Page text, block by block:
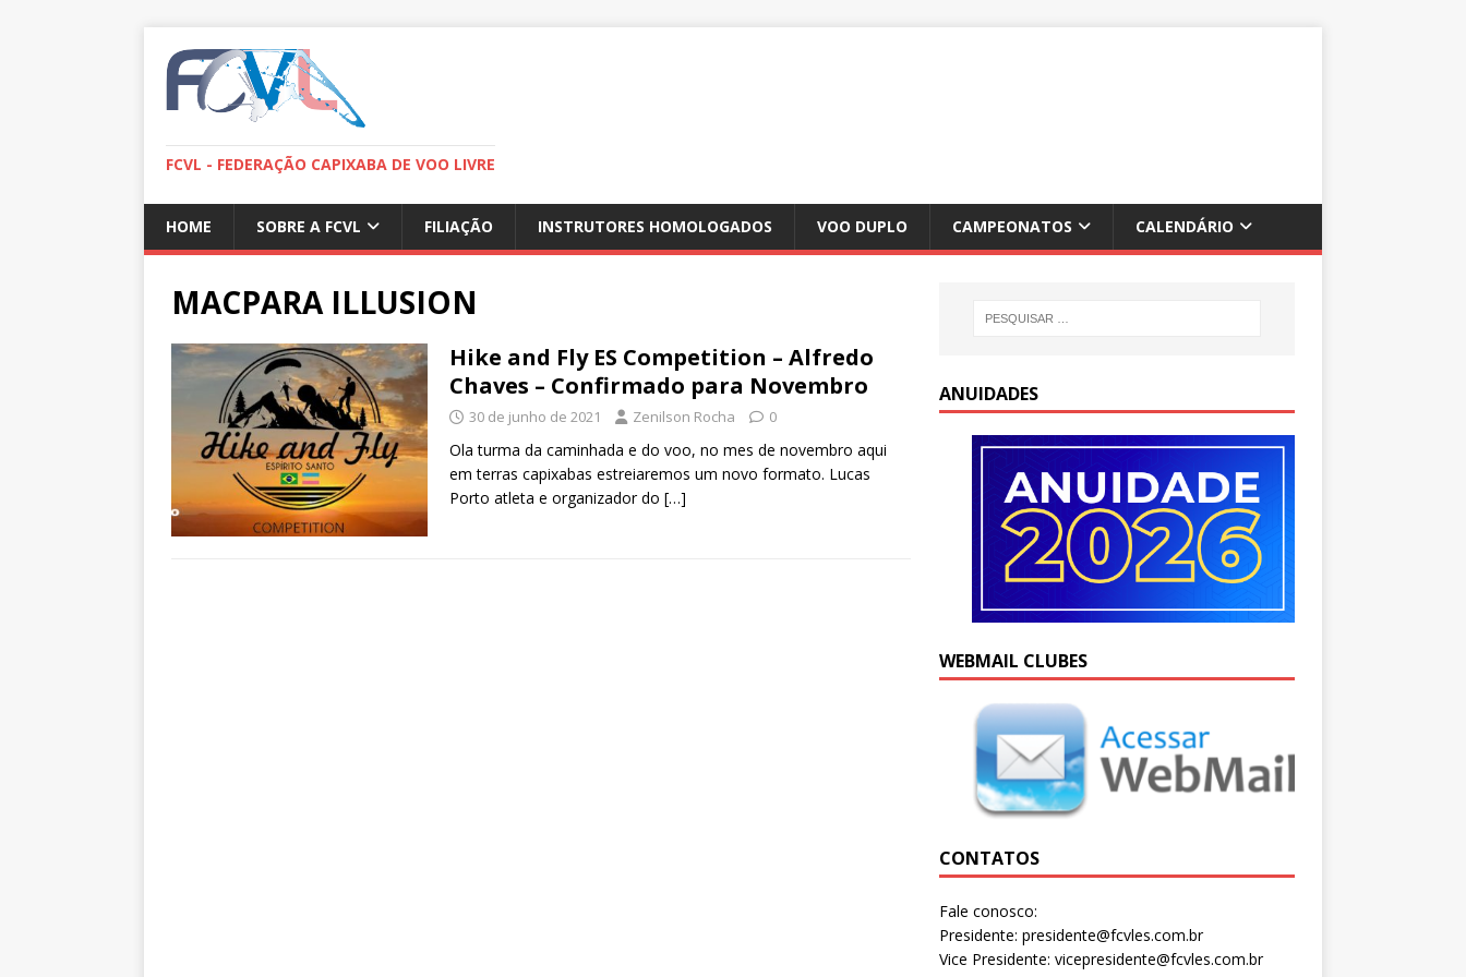
FCVL - FEDERAÇÃO CAPIXABA DE VOO LIVRE
HOME SOBRE A FCVL FILIAÇÃO INSTRUTORES HOMOLOGADOS VOO DUPLO CAMPEONATOS CALENDÁRIO
MACPARA ILLUSION
Hike and Fly ES Competition – Alfredo
Chaves – Confirmado para Novembro
30 de junho de 2021 Zenilson Rocha 0
Ola turma da caminhada e do voo, no mes de novembro aqui
em terras capixabas estreiaremos um novo formato. Lucas
Porto atleta e organizador do […]
ANUIDADES
WEBMAIL CLUBES
CONTATOS
Fale conosco:
Presidente: presidente@fcvles.com.br
Vice Presidente: vicepresidente@fcvles.com.br